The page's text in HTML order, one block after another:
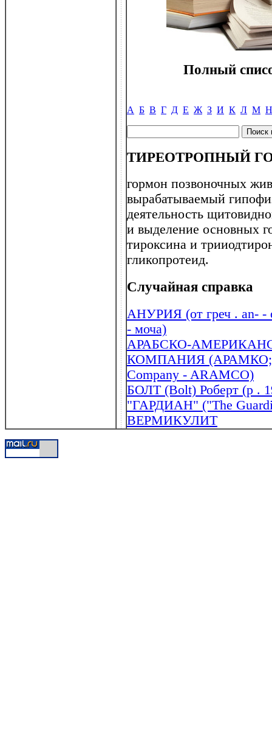
Полный
А Б В Г Д Е Ж З И К Л М Н
ТИРЕОТРОПНЫЙ
гормон позвоночных
вырабатываемый
деятельность
и выделение основных
тироксина и
гликопротеид.
Случайная справка
АНУРИЯ (от греч . an- -
- моча)
АРАБСКО-
КОМПАНИЯ (АРАМКО;
Company - ARAMCO)
БОЛТ (Bolt) Роберт (р .
"ГАРДИАН" ("The
ВЕРМИКУЛИТ